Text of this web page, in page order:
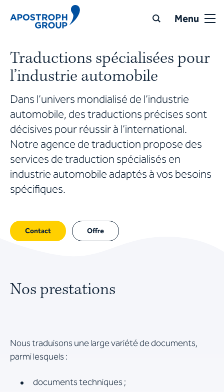
Menu
Traductions spécialisées pour
l’industrie automobile
Dans l’univers mondialisé de l’industrie
automobile, des traductions précises sont
décisives pour réussir à l’international.
Notre agence de traduction propose des
services de traduction spécialisés en
industrie automobile adaptés à vos besoins
spécifiques.
Contact Offre
Nos prestations
Nous traduisons une large variété de documents,
parmi lesquels :
documents techniques ;